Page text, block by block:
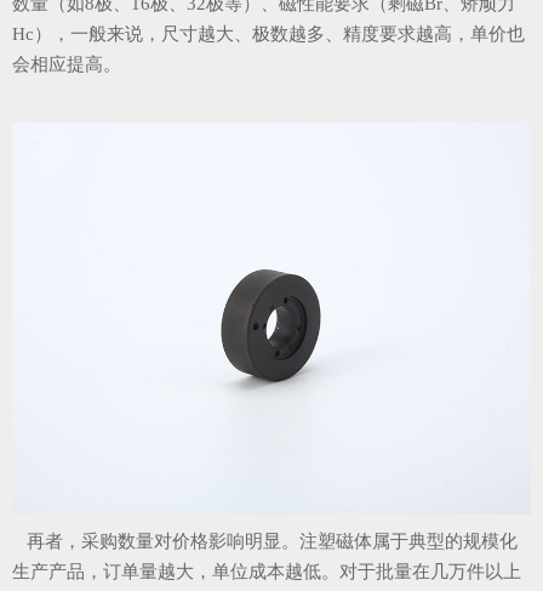
Hc），一般来说，尺寸越大、极数越多、精度要求越高，单价也
会相应提高。
再者，采购数量对价格影响明显。注塑磁体属于典型的规模化
生产产品，订单量越大，单位成本越低。对于批量在几万件以上